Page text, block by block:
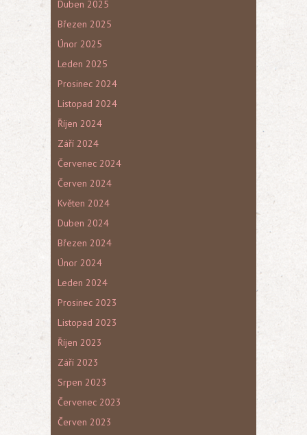
Duben 2025
Březen 2025
Únor 2025
Leden 2025
Prosinec 2024
Listopad 2024
Říjen 2024
Září 2024
Červenec 2024
Červen 2024
Květen 2024
Duben 2024
Březen 2024
Únor 2024
Leden 2024
Prosinec 2023
Listopad 2023
Říjen 2023
Září 2023
Srpen 2023
Červenec 2023
Červen 2023